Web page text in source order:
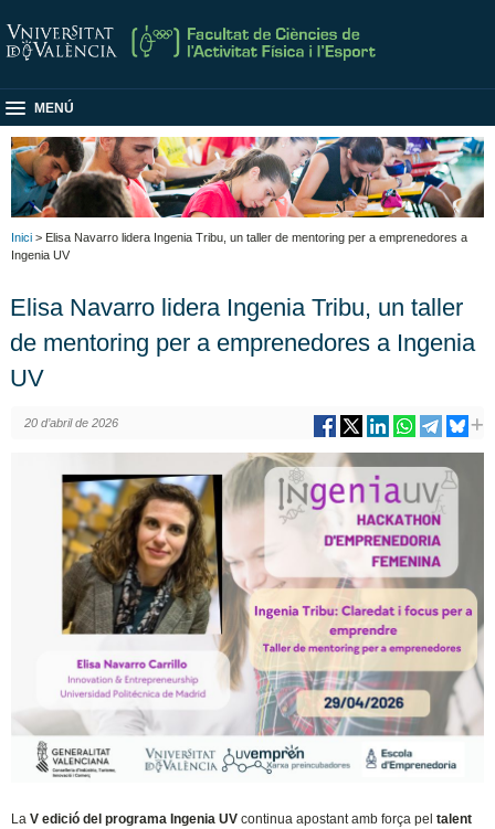
MENÚ
Inici > Elisa Navarro lidera Ingenia Tribu, un taller de mentoring per a emprenedores a
Ingenia UV
Elisa Navarro lidera Ingenia Tribu, un taller
de mentoring per a emprenedores a Ingenia
UV
20 d’abril de 2026
LaV edició del programa Ingenia UVcontinua apostant amb força peltalent